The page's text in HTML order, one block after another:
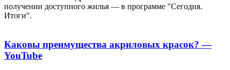
получении доступного жилья — в программе "Сегодня.
Итоги".
Каковы преимущества акриловых красок? —
YouTube